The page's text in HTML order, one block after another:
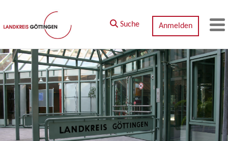
Zum Hauptinhalt springen
Suche Anmelden